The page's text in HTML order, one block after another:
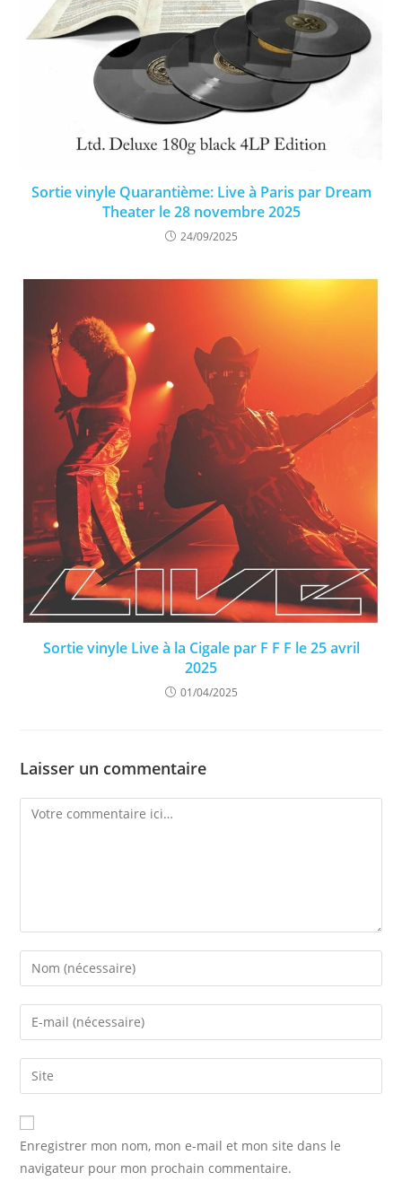
Sortie vinyle Quarantième: Live à Paris par Dream
Theater le 28 novembre 2025
24/09/2025
Sortie vinyle Live à la Cigale par F F F le 25 avril
2025
01/04/2025
Laisser un commentaire
Comment
Enter
your
name
comment
Enter
your
email
address
comment
Saisir
l’URL
de
votre
(facultatif)
Enregistrer mon nom, mon e-mail et mon site dans le
navigateur pour mon prochain commentaire.